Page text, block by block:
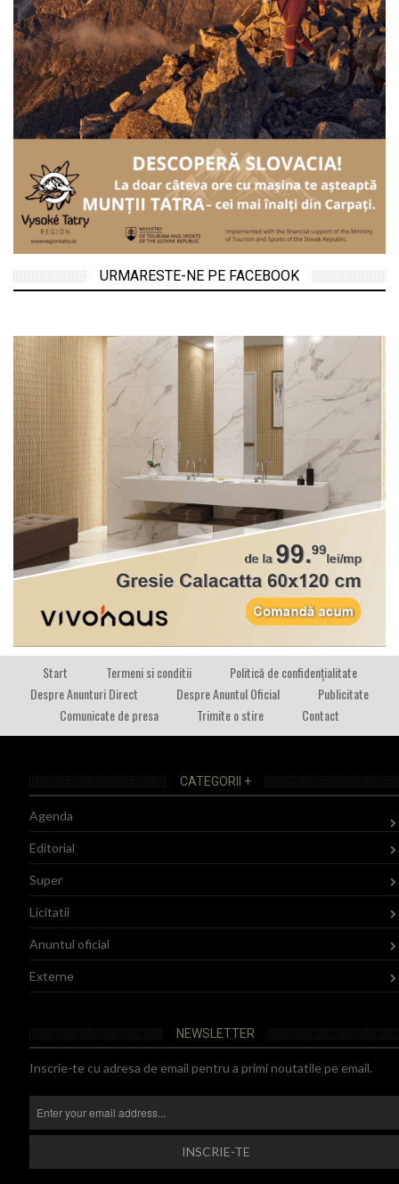
URMARESTE-NE PE FACEBOOK
Start Termeni si conditii
Politică de confidențialitate
Despre Anunturi Direct
Despre Anuntul Oficial
Publicitate
Comunicate de presa
Trimite o stire Contact
CATEGORII +
Agenda
Editorial
Super
Licitatii
Anuntul oficial
Externe
NEWSLETTER
Inscrie-te cu adresa de email pentru a primi noutatile pe email.